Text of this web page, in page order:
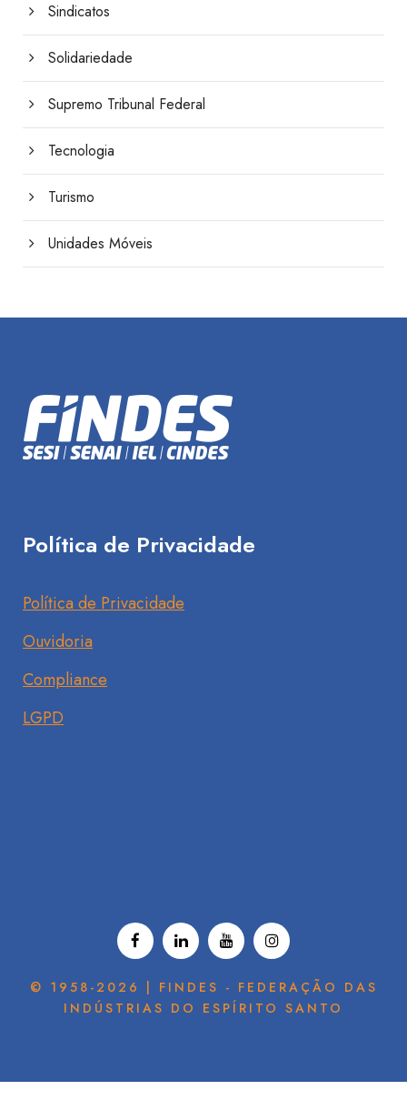
Sindicatos
Solidariedade
Supremo Tribunal Federal
Tecnologia
Turismo
Unidades Móveis
Política de Privacidade
Política de Privacidade
Ouvidoria
Compliance
LGPD
© 1958-2026 | FINDES - FEDERAÇÃO DAS
INDÚSTRIAS DO ESPÍRITO SANTO